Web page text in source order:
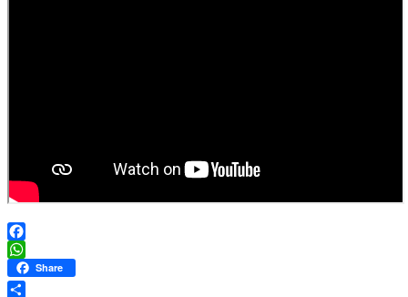
Facebook
WhatsApp
Share